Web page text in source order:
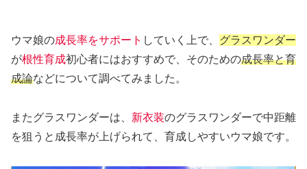
ウマ娘の成長率をサポート していく上で、 グラスワンダー
が根性育成初心者にはおすすめで、そのための成長率と育
成論などについて調べてみました。
またグラスワンダーは、 新衣装のグラスワンダーで中距離
を狙うと成長率が上げられて、育成しやすいウマ娘です。